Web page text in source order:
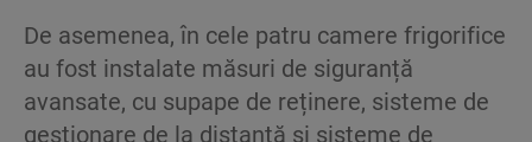
De asemenea, în cele patru camere frigorifice
au fost instalate măsuri de siguranță
avansate, cu supape de reținere, sisteme de
gestionare de la distanță și sisteme de